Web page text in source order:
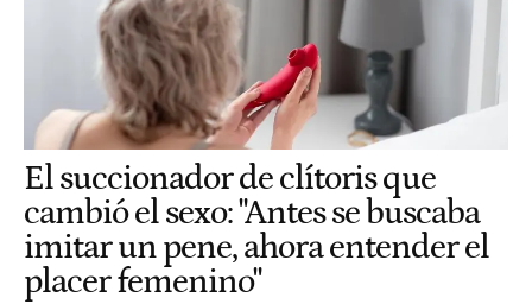
El succionador de clítoris que
cambió el sexo: "Antes se buscaba
imitar un pene, ahora entender el
placer femenino"